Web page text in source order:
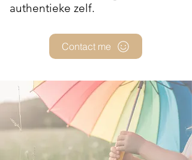
authentieke zelf.
Contact me